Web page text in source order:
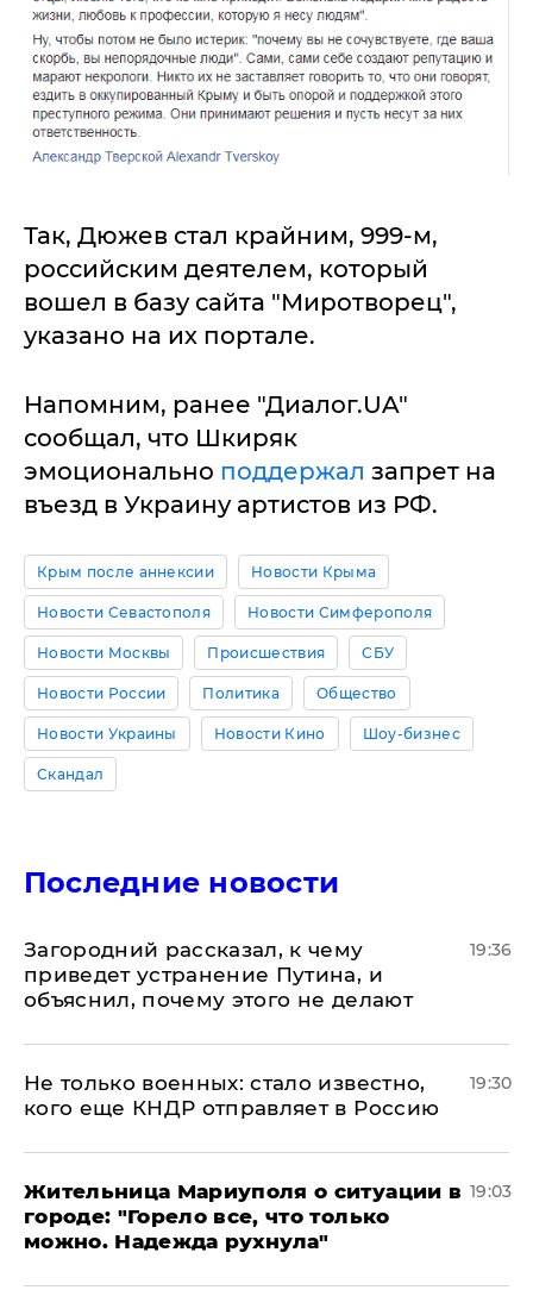
Так, Дюжев стал крайним, 999-м,
российским деятелем, который
вошел в базу сайта "Миротворец",
указано на их портале.
Напомним, ранее "Диалог.UA"
сообщал, что Шкиряк
эмоционально поддержал запрет на
въезд в Украину артистов из РФ.
Крым после аннексии Новости Крыма
Новости Севастополя Новости Симферополя
Новости Москвы Происшествия СБУ
Новости России Политика Общество
Новости Украины Новости Кино Шоу-бизнес
Скандал
Последние новости
Загородний рассказал, к чему
приведет устранение Путина, и
объяснил, почему этого не делают
19:36
Не только военных: стало известно,
кого еще КНДР отправляет в Россию
19:30
Жительница Мариуполя о ситуации в
городе: "Горело все, что только
можно. Надежда рухнула"
19:03